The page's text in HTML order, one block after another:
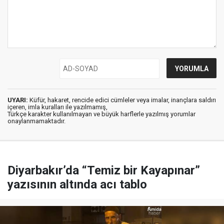
UYARI: Küfür, hakaret, rencide edici cümleler veya imalar, inançlara saldırı
içeren, imla kuralları ile yazılmamış,
Türkçe karakter kullanılmayan ve büyük harflerle yazılmış yorumlar
onaylanmamaktadır.
Diyarbakır’da “Temiz bir Kayapınar”
yazısının altında acı tablo